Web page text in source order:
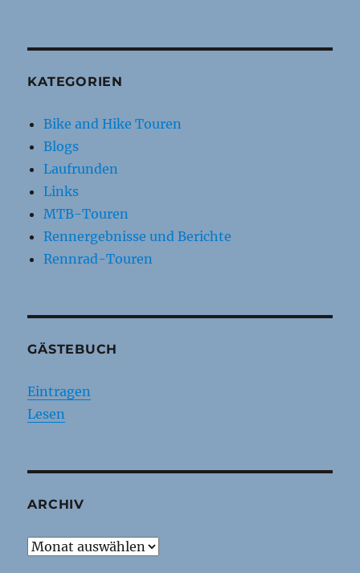
KATEGORIEN
Bike and Hike Touren
Blogs
Laufrunden
Links
MTB-Touren
Rennergebnisse und Berichte
Rennrad-Touren
GÄSTEBUCH
Eintragen
Lesen
ARCHIV
Archiv